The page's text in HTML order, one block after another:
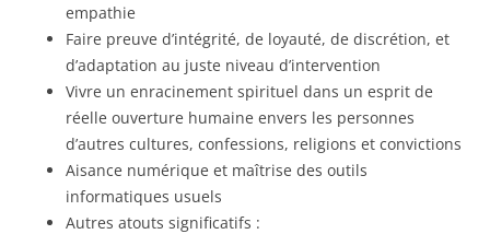
empathie
Faire preuve d’intégrité, de loyauté, de discrétion, et
d’adaptation au juste niveau d’intervention
Vivre un enracinement spirituel dans un esprit de
réelle ouverture humaine envers les personnes
d’autres cultures, confessions, religions et convictions
Aisance numérique et maîtrise des outils
informatiques usuels
Autres atouts significatifs :